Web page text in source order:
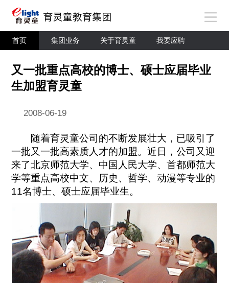
首页 集团业务 关于育灵童 我要应聘
又一批重点高校的博士、硕士应届毕业
生加盟育灵童
2008-06-19
随着育灵童公司的不断发展壮大，已吸引了
一批又一批高素质人才的加盟。近日，公司又迎
来了北京师范大学、中国人民大学、首都师范大
学等重点高校中文、历史、哲学、动漫等专业的
11名博士、硕士应届毕业生。